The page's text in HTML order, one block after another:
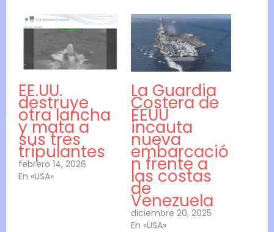
EE.UU.
destruye
otra lancha
y mata a
sus tres
tripulantes
febrero 14, 2026
En «USA»
La Guardia
Costera de
EEUU
incauta
nueva
embarcació
n frente a
las costas
de
Venezuela
diciembre 20, 2025
En «USA»